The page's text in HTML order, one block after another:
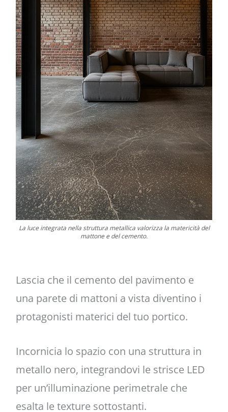
La luce integrata nella struttura metallica valorizza la matericità del
mattone e del cemento.
Lascia che il cemento del pavimento e
una parete di mattoni a vista diventino i
protagonisti materici del tuo portico.
Incornicia lo spazio con una struttura in
metallo nero, integrandovi le strisce LED
per un’illuminazione perimetrale che
esalta le texture sottostanti.